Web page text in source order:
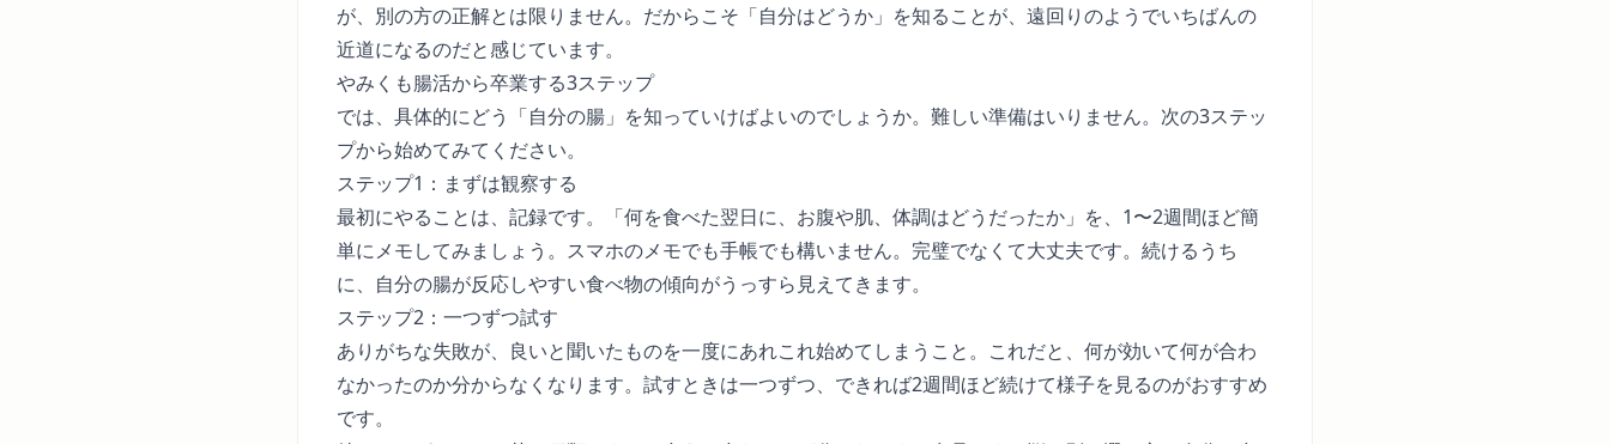
が、別の方の正解とは限りません。だからこそ「自分はどうか」を知ることが、遠回りのようでいちばんの
近道になるのだと感じています。
やみくも腸活から卒業する3ステップ
では、具体的にどう「自分の腸」を知っていけばよいのでしょうか。難しい準備はいりません。次の3ステッ
プから始めてみてください。
ステップ1：まずは観察する
最初にやることは、記録です。「何を食べた翌日に、お腹や肌、体調はどうだったか」を、1〜2週間ほど簡
単にメモしてみましょう。スマホのメモでも手帳でも構いません。完璧でなくて大丈夫です。続けるうち
に、自分の腸が反応しやすい食べ物の傾向がうっすら見えてきます。
ステップ2：一つずつ試す
ありがちな失敗が、良いと聞いたものを一度にあれこれ始めてしまうこと。これだと、何が効いて何が合わ
なかったのか分からなくなります。試すときは一つずつ、できれば2週間ほど続けて様子を見るのがおすすめ
です。